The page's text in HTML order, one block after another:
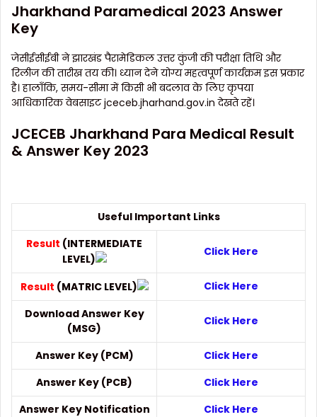
Jharkhand Paramedical 2023 Answer
Key
जेसीईसीईबी ने झारखंड पैरामेडिकल उत्तर कुंजी की परीक्षा तिथि और
रिलीज की तारीख तय की। ध्यान देने योग्य महत्वपूर्ण कार्यक्रम इस प्रकार
है। हालाँकि, समय-सीमा में किसी भी बदलाव के लिए कृपया
आधिकारिक वेबसाइट jceceb.jharhand.gov.in देखते रहें।
JCECEB Jharkhand Para Medical Result
& Answer Key 2023
Useful Important Links
Result (INTERMEDIATE
LEVEL)
Click Here
Result (MATRIC LEVEL)
Click Here
Download Answer Key
(MSG)
Click Here
Answer Key (PCM)
Click Here
Answer Key (PCB)
Click Here
Answer Key Notification
Click Here